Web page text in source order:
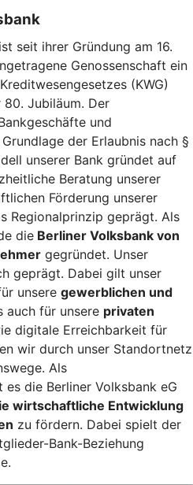
seit ihrer Gründung am 16.
Genossenschaft ein
(KWG)
Jubiläum. Der
und
der Erlaubnis nach §
unserer Bank gründet auf
Beratung unserer
Förderung unserer
Regionalprinzip geprägt. Als
die Berliner Volksbank von
gegründet. Unser
geprägt. Dabei gilt unser
unsere gewerblichen und
auch für unsere privaten
digitale Erreichbarkeit für
wir durch unser Standortnetz
Als
die Berliner Volksbank eG
wirtschaftliche Entwicklung
zu fördern. Dabei spielt der
Bank-Beziehung